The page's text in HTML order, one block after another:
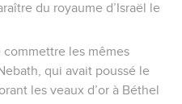
du royaume d’Israël le
commettre les mêmes
qui avait poussé le
les veaux d’or à Béthel